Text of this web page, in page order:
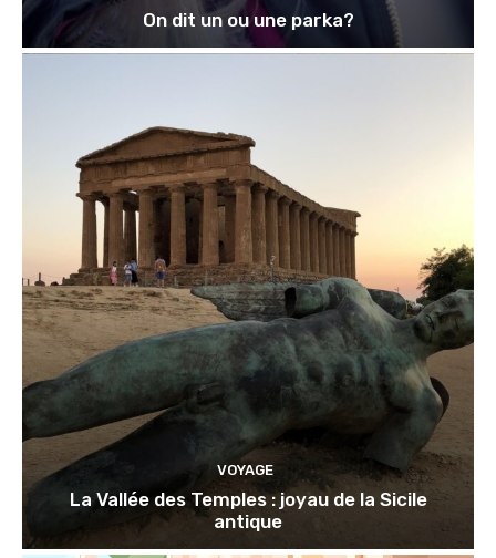
On dit un ou une parka?
VOYAGE
La Vallée des Temples : joyau de la Sicile
antique